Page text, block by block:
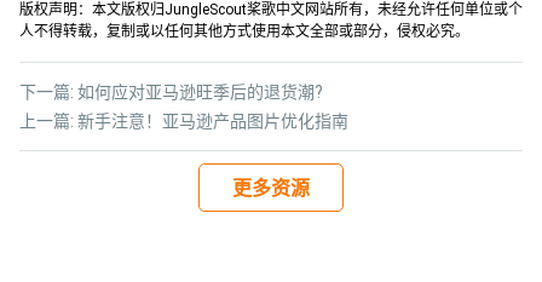
版权声明：本文版权归JungleScout桨歌中文网站所有，未经允许任何单位或个
人不得转载，复制或以任何其他方式使用本文全部或部分，侵权必究。
上一篇: 新手注意！亚马逊产品图片优化指南
下一篇: 如何应对亚马逊旺季后的退货潮?
更多资源